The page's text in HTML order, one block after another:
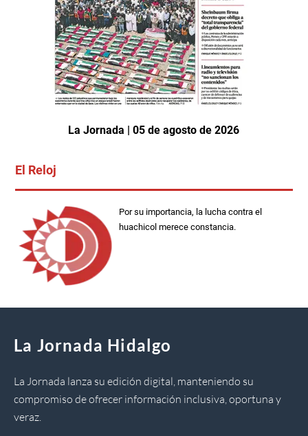
La Jornada | 05 de agosto de 2026
El Reloj
Por su importancia, la lucha contra el
huachicol merece constancia.
La Jornada Hidalgo
La Jornada lanza su edición digital, manteniendo su
compromiso de ofrecer información inclusiva, oportuna y
veraz.